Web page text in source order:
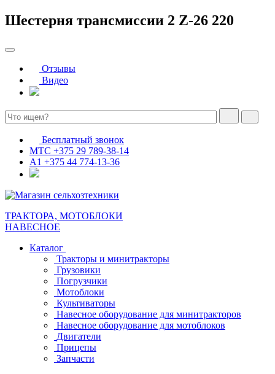
Шестерня трансмиссии 2 Z-26 220
Отзывы
Видео
Бесплатный звонок
МТС +375 29 789-38-14
А1 +375 44 774-13-36
ТРАКТОРА, МОТОБЛОКИ
НАВЕСНОЕ
Каталог
Тракторы и минитракторы
Грузовики
Погрузчики
Мотоблоки
Культиваторы
Навесное оборудование для минитракторов
Навесное оборудование для мотоблоков
Двигатели
Прицепы
Запчасти